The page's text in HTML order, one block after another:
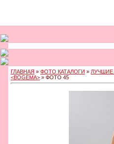
ГЛАВНАЯ » ФОТО КАТАЛОГИ »
<BOGEMA> » ФОТО 45